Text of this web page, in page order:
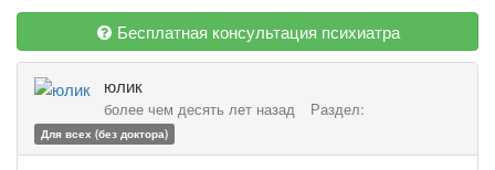
Бесплатная консультация психиатра
юлик
более чем десять лет назад Раздел:
Для всех (без доктора)